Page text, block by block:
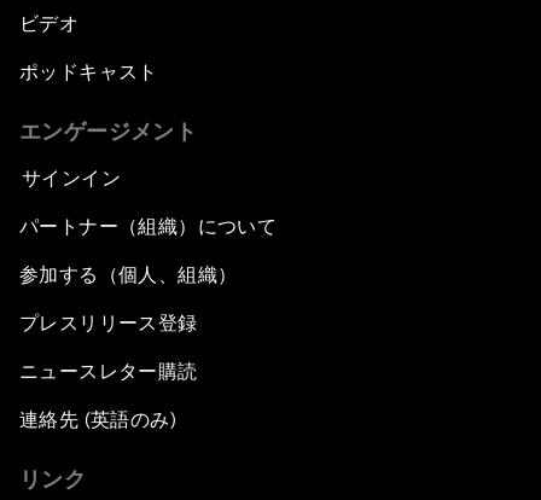
ビデオ
ポッドキャスト
エンゲージメント
サインイン
パートナー（組織）について
参加する（個人、組織）
プレスリリース登録
ニュースレター購読
連絡先 (英語のみ)
リンク